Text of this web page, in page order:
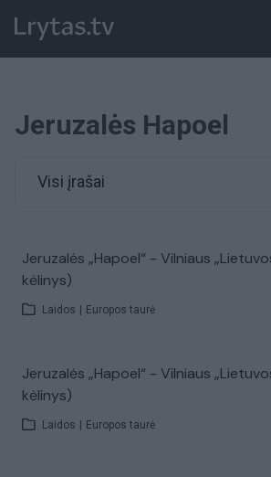
Jeruzalės Hapoel
Visi įrašai
Jeruzalės „Hapoel“ - Vilniaus
kėlinys)
Laidos Europos taurė
Jeruzalės „Hapoel“ - Vilniaus
kėlinys)
Laidos Europos taurė